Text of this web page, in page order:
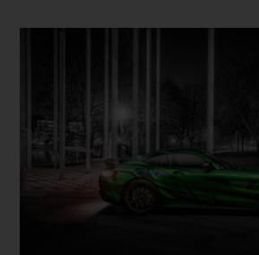
Dieses Produkt weist mehrere Varianten auf. Die Optionen können auf der Produktseite gewählt werden